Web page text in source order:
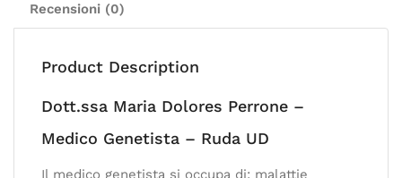
Recensioni (0)
Product Description
Dott.ssa Maria Dolores Perrone –
Medico Genetista – Ruda UD
Il medico genetista si occupa di: malattie